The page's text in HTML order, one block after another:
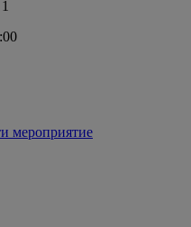
мероприятие